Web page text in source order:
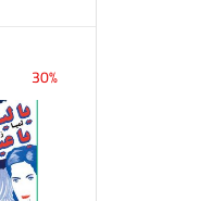
30%